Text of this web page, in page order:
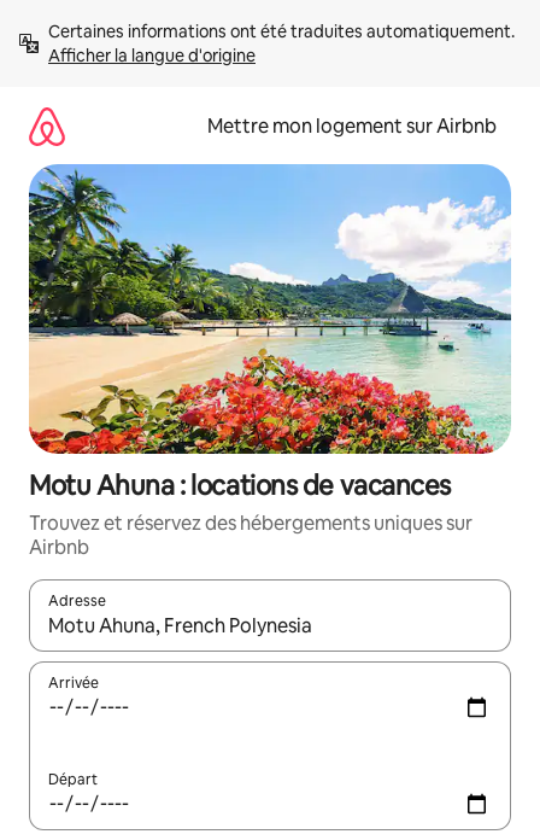
directement
Afficher la langue d'origine
Mettre mon logement sur Airbnb
Motu Ahuna : locations de vacances
Trouvez et réservez des hébergements uniques sur
Airbnb
Adresse
Lorsque les résultats s'affichent, utilisez les flèches vers le
Arrivée
Départ